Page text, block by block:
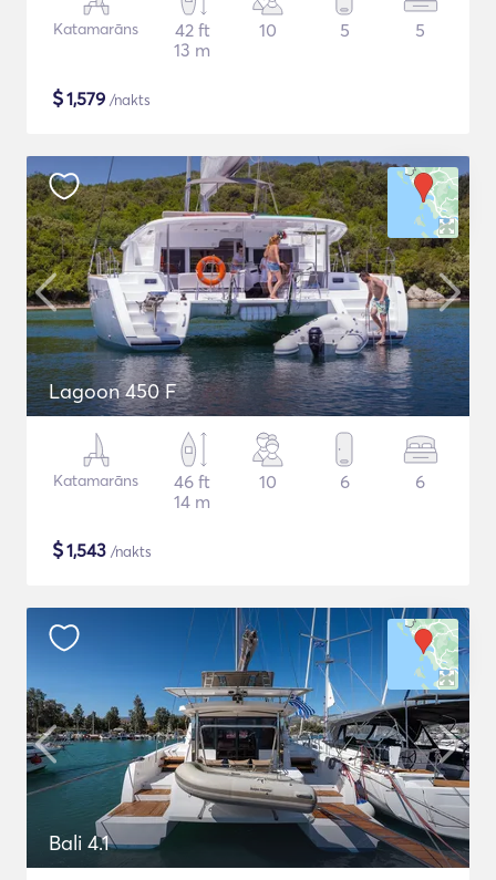
Katamarāns
42 ft
13 m
10 5 5
$1,579 /nakts
Lagoon 450 F
Katamarāns
46 ft
14 m
10 6 6
$1,543 /nakts
Bali 4.1